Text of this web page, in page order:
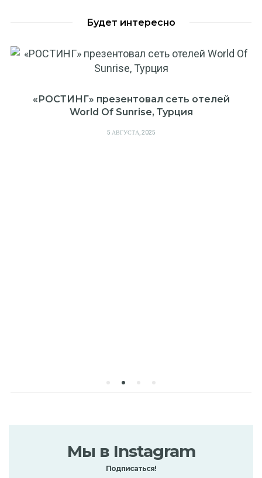
Будет интересно
«РОСТИНГ» презентовал сеть отелей
World Of Sunrise, Турция
POSTED
5 АВГУСТА, 2025
Мы в Instagram
Подписаться!